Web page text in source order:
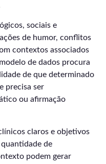
sociais e
de humor, conflitos
contextos associados
de dados procura
de que determinado
precisa ser
ou afirmação
claros e objetivos
de
podem gerar